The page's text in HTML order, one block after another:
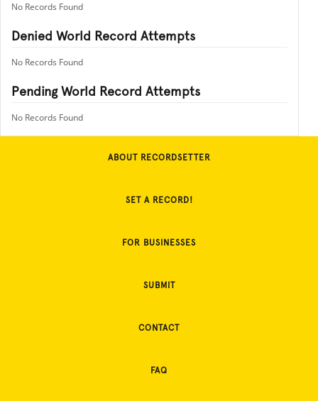
No Records Found
Denied World Record Attempts
No Records Found
Pending World Record Attempts
No Records Found
ABOUT RECORDSETTER
SET A RECORD!
FOR BUSINESSES
SUBMIT
CONTACT
FAQ